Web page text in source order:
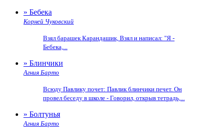
» Бебека
Корней Чуковский
Взял барашек Карандашик, Взял и написал: "Я -
Бебека,...
» Блинчики
Агния Барто
Всюду Павлику почет: Павлик блинчики печет. Он
провел беседу в школе - Говорил, открыв тетрадь,...
» Болтунья
Агния Барто